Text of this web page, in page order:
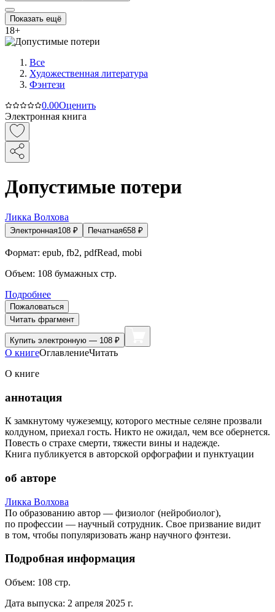
Показать ещё
18+
Все
Художественная литература
Фэнтези
0.00Оценить
Электронная книга
Допустимые потери
Ликка Волхова
Электронная108 ₽ Печатная658 ₽
Формат: epub, fb2, pdfRead, mobi
Объем: 108 бумажных стр.
Подробнее
Пожаловаться
Читать фрагмент
Купить электронную — 108 ₽
О книгеОглавлениеЧитать
О книге
аннотация
К замкнутому чужеземцу, которого местные селяне прозвали
колдуном, приехал гость. Никто не ожидал, чем все обернется.
Повесть о страхе смерти, тяжести вины и надежде.
Книга публикуется в авторской орфографии и пунктуации
об авторе
Ликка Волхова
По образованию автор — физиолог (нейробиолог),
по профессии — научный сотрудник. Свое призвание видит
в том, чтобы популяризовать жанр научного фэнтези.
Подробная информация
Объем: 108 стр.
Дата выпуска: 2 апреля 2025 г.